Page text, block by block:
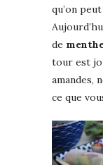
qu’on
de
tour est
amandes,
ce que